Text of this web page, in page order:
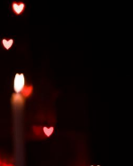
"Всё для